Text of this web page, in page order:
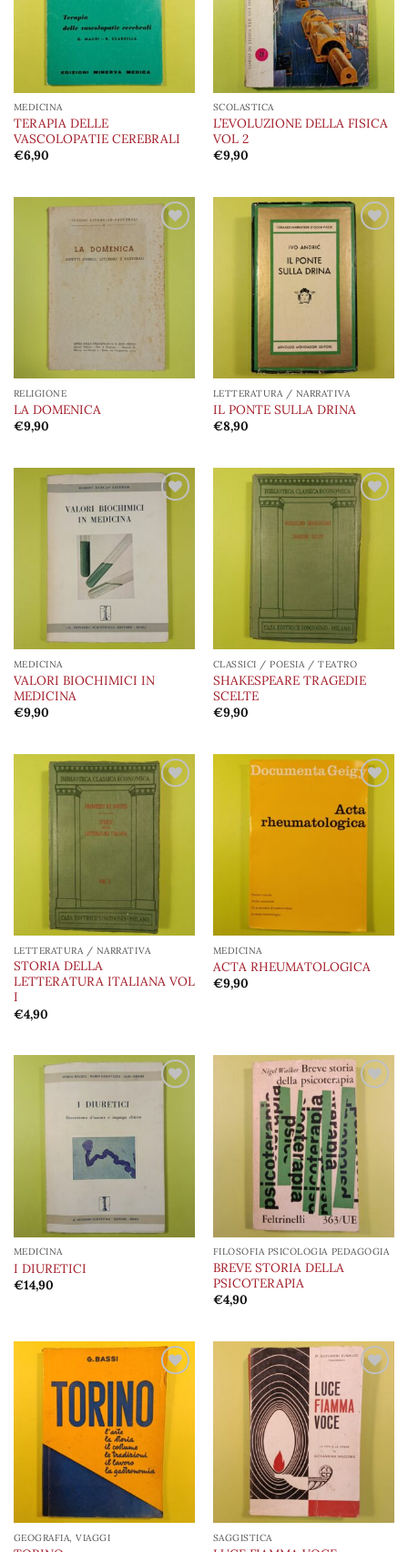
MEDICINA
TERAPIA DELLE
VASCOLOPATIE CEREBRALI
€6,90
SCOLASTICA
L’EVOLUZIONE DELLA FISICA
VOL 2
€9,90
Aggiungi
alla lista
desideri
RELIGIONE
LA DOMENICA
€9,90
Aggiungi
alla lista
desideri
LETTERATURA / NARRATIVA
IL PONTE SULLA DRINA
€8,90
MEDICINA
VALORI BIOCHIMICI IN
MEDICINA
€9,90
Aggiungi
alla lista
dei
desideri
CLASSICI / POESIA / TEATRO
SHAKESPEARE TRAGEDIE
SCELTE
€9,90
Aggiungi
alla lista
LETTERATURA / NARRATIVA
STORIA DELLA
LETTERATURA ITALIANA VOL
I
€4,90
Aggiungi
alla lista
dei
MEDICINA
ACTA RHEUMATOLOGICA
€9,90
MEDICINA
I DIURETICI
€14,90
Aggiungi
alla lista
desideri
FILOSOFIA PSICOLOGIA PEDAGOGIA
BREVE STORIA DELLA
PSICOTERAPIA
€4,90
Aggiungi
alla lista
desideri
GEOGRAFIA, VIAGGI
Aggiungi
alla lista
dei
SAGGISTICA